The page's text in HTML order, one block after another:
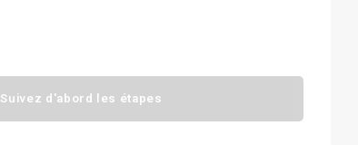
Suivez d'abord les étapes